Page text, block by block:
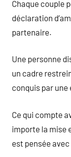
Chaque couple
déclaration
partenaire.
Une personne
un cadre
conquis par
Ce qui compte
importe la mise
est pensée